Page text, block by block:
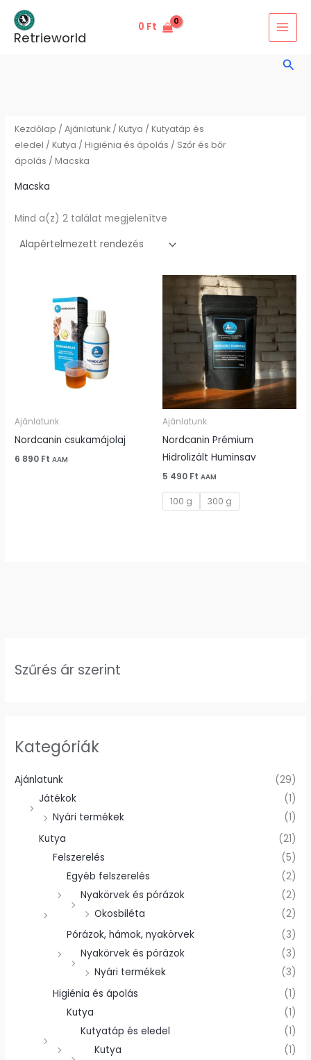
content
Retrieworld
0 Ft
Szűrés ár szerint
Kategóriák
Ajánlatunk
(29)
Játékok
(1)
Nyári termékek
(1)
Kutya
(21)
Felszerelés
(5)
Egyéb felszerelés
(2)
Nyakörvek és pórázok
(2)
Okosbiléta
(2)
Pórázok, hámok, nyakörvek
(3)
Nyakörvek és pórázok
(3)
Nyári termékek
(3)
Higiénia és ápolás
(1)
Kutya
(1)
Kutyatáp és eledel
(1)
Kutya
(1)
Kezdőlap /Ajánlatunk /Kutya /Kutyatáp és
eledel /Kutya /Higiénia és ápolás / Szőr és bőr
ápolás / Macska
Macska
Mind a(z) 2 találat megjelenítve
Ajánlatunk
Nordcanin csukamájolaj
6 890 Ft AAM
Ajánlatunk
Nordcanin Prémium
Hidrolizált Huminsav
5 490 Ft AAM
100 g 300 g